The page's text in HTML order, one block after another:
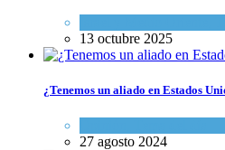
13 octubre 2025
¿Tenemos un aliado en Estados
27 agosto 2024